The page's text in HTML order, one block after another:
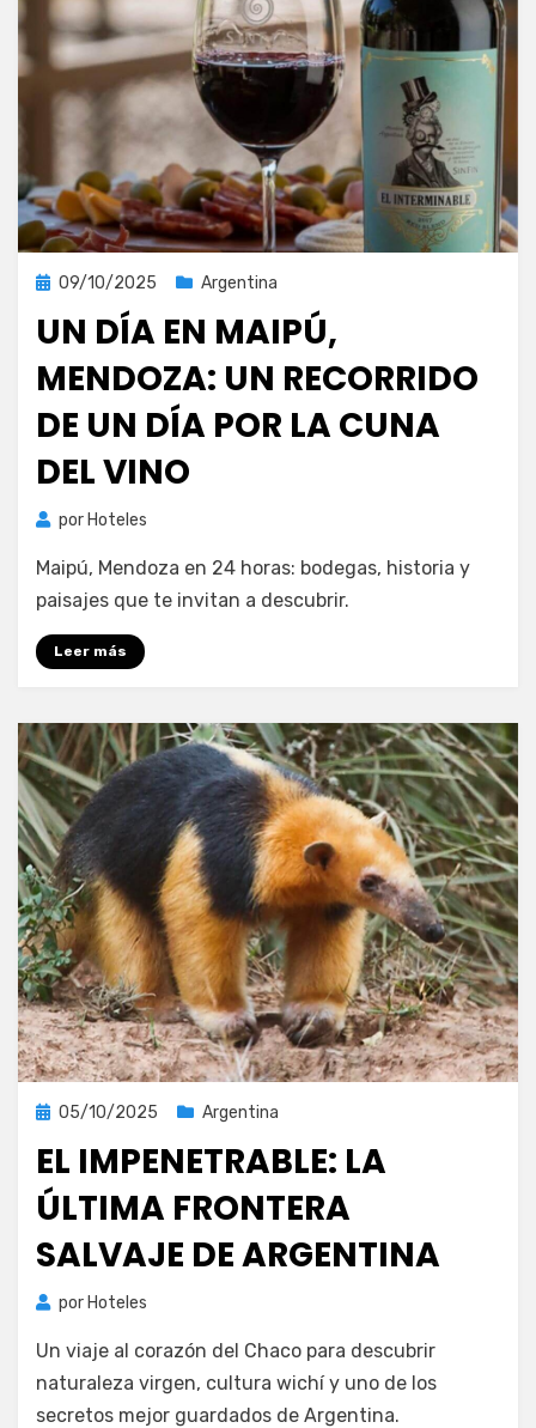
Publicada
09/10/2025 Argentina
UN DÍA EN MAIPÚ,
MENDOZA: UN RECORRIDO
DE UN DÍA POR LA CUNA
DEL VINO
por Hoteles
Maipú, Mendoza en 24 horas: bodegas, historia y
paisajes que te invitan a descubrir.
Leer más
Publicada
05/10/2025 Argentina
EL IMPENETRABLE: LA
ÚLTIMA FRONTERA
SALVAJE DE ARGENTINA
por Hoteles
Un viaje al corazón del Chaco para descubrir
naturaleza virgen, cultura wichí y uno de los
secretos mejor guardados de Argentina.